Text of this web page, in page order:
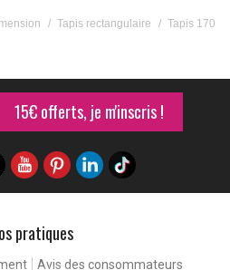
/ Tapis rectangulaire / Tapis 170
15€ offerts, je m'inscris !
pratiques
Avis des consommateurs